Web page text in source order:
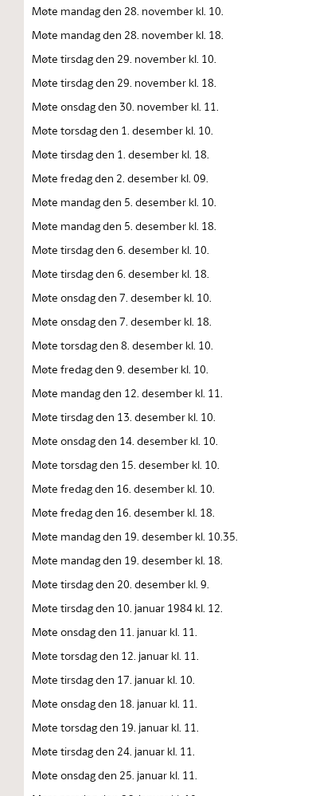
Møte mandag den 28. november kl. 10.
Møte mandag den 28. november kl. 18.
Møte tirsdag den 29. november kl. 10.
Møte tirsdag den 29. november kl. 18.
Møte onsdag den 30. november kl. 11.
Møte torsdag den 1. desember kl. 10.
Møte tirsdag den 1. desember kl. 18.
Møte fredag den 2. desember kl. 09.
Møte mandag den 5. desember kl. 10.
Møte mandag den 5. desember kl. 18.
Møte tirsdag den 6. desember kl. 10.
Møte tirsdag den 6. desember kl. 18.
Møte onsdag den 7. desember kl. 10.
Møte onsdag den 7. desember kl. 18.
Møte torsdag den 8. desember kl. 10.
Møte fredag den 9. desember kl. 10.
Møte mandag den 12. desember kl. 11.
Møte tirsdag den 13. desember kl. 10.
Møte onsdag den 14. desember kl. 10.
Møte torsdag den 15. desember kl. 10.
Møte fredag den 16. desember kl. 10.
Møte fredag den 16. desember kl. 18.
Møte mandag den 19. desember kl. 10.35.
Møte mandag den 19. desember kl. 18.
Møte tirsdag den 20. desember kl. 9.
Møte tirsdag den 10. januar 1984 kl. 12.
Møte onsdag den 11. januar kl. 11.
Møte torsdag den 12. januar kl. 11.
Møte tirsdag den 17. januar kl. 10.
Møte onsdag den 18. januar kl. 11.
Møte torsdag den 19. januar kl. 11.
Møte tirsdag den 24. januar kl. 11.
Møte onsdag den 25. januar kl. 11.